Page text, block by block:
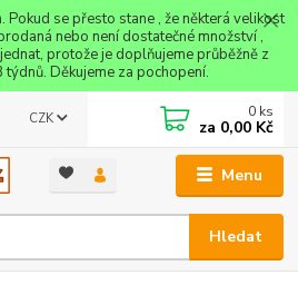
Pokud se přesto stane , že některá velikost
nebo není dostatečné množství ,
protože je doplňujeme průběžně z
Děkujeme za pochopení.
Menu
CZK
Hledat
0 ks
za 0,00 Kč